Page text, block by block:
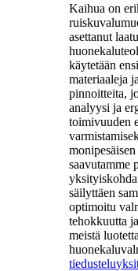
Kaihua on
asettanut
käytetään
materiaaleja
pinnoitteita,
analyysi ja
toimivuuden
saavutamme
säilyttäen
optimoitu
tehokkuutta
meistä
tiedustelu